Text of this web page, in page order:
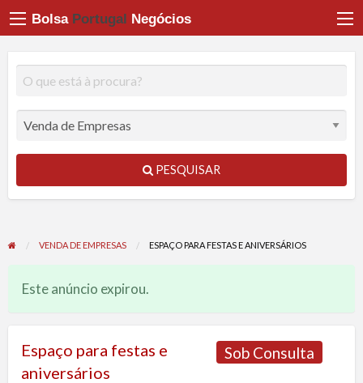
Bolsa Portugal Negócios
PESQUISAR
VENDA DE EMPRESAS ESPAÇO PARA FESTAS E ANIVERSÁRIOS
Este anúncio expirou.
Sob Consulta
Espaço para festas e
aniversários